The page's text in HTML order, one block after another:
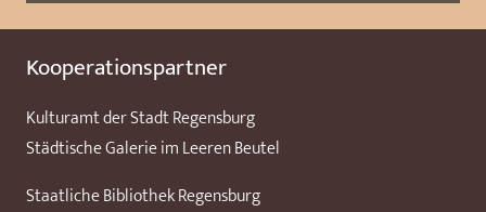
Kooperationspartner
Kulturamt der Stadt Regensburg
Städtische Galerie im Leeren Beutel
Staatliche Bibliothek Regensburg